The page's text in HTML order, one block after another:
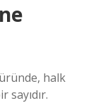
halk
sayıdır.